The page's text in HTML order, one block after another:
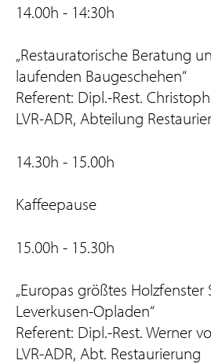
14.00h - 14:30h
„Restauratorische Beratung
laufenden Baugeschehen“
Referent: Dipl.-Rest.
LVR-ADR, Abteilung
14.30h - 15.00h
Kaffeepause
15.00h - 15.30h
„Europas größtes Holzfenster
Leverkusen-Opladen“
Referent: Dipl.-Rest. Werner
LVR-ADR, Abt. Restaurierung